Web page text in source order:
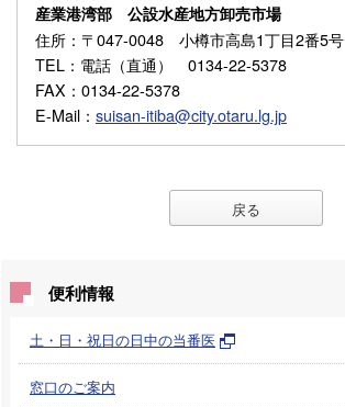
産業港湾部 公設水産地方卸売市場
住所 ：〒047-0048 小樽市高島1丁目2番5号
TEL ：電話（直通） 0134-22-5378
FAX ：0134-22-5378
E-Mail ： suisan-itiba@city.otaru.lg.jp
戻る
便利情報
土・日・祝日の日中の当番医
窓口のご案内